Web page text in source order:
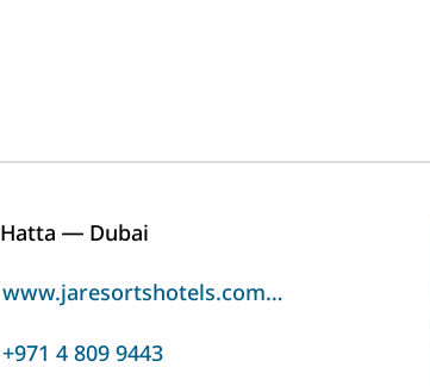
Hatta ― Dubai
www.jaresortshotels.com/dubai/ja-hatta-fort-hotel
+971 4 809 9443